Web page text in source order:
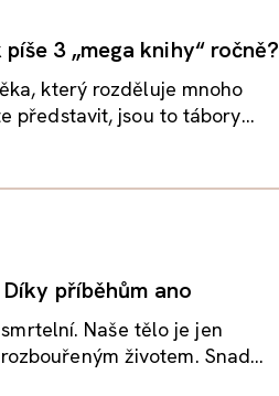
3 „mega knihy“ ročně?
který rozděluje mnoho
představit, jsou to tábory...
příběhům ano
Naše tělo je jen
životem. Snad...